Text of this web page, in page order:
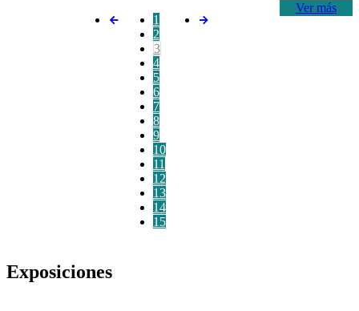
Ver más
1
2
3
4
5
6
7
8
9
10
11
12
13
14
15
Exposiciones